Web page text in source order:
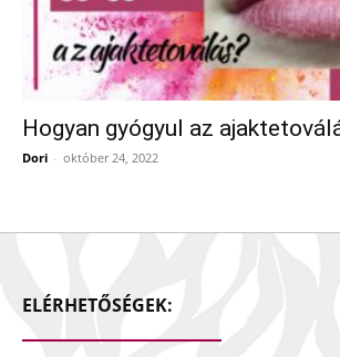
Hogyan gyógyul az
Dori - október 24, 2022
ELÉRHETŐSÉGEK: